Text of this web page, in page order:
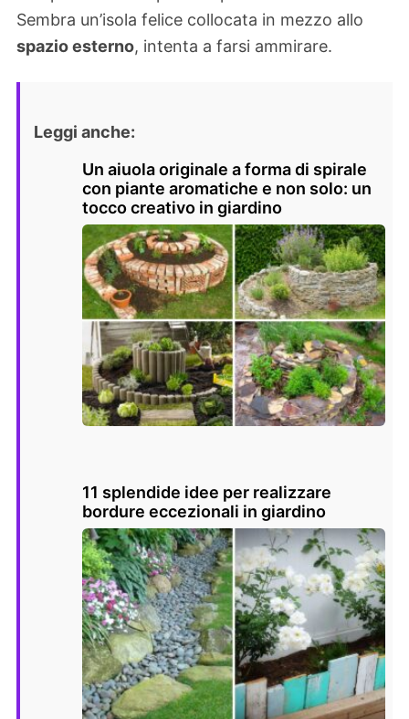
Sembra un’isola felice collocata in mezzo allo
spazio esterno, intenta a farsi ammirare.
Leggi anche:
Un aiuola originale a forma di spirale
con piante aromatiche e non solo: un
tocco creativo in giardino
11 splendide idee per realizzare
bordure eccezionali in giardino